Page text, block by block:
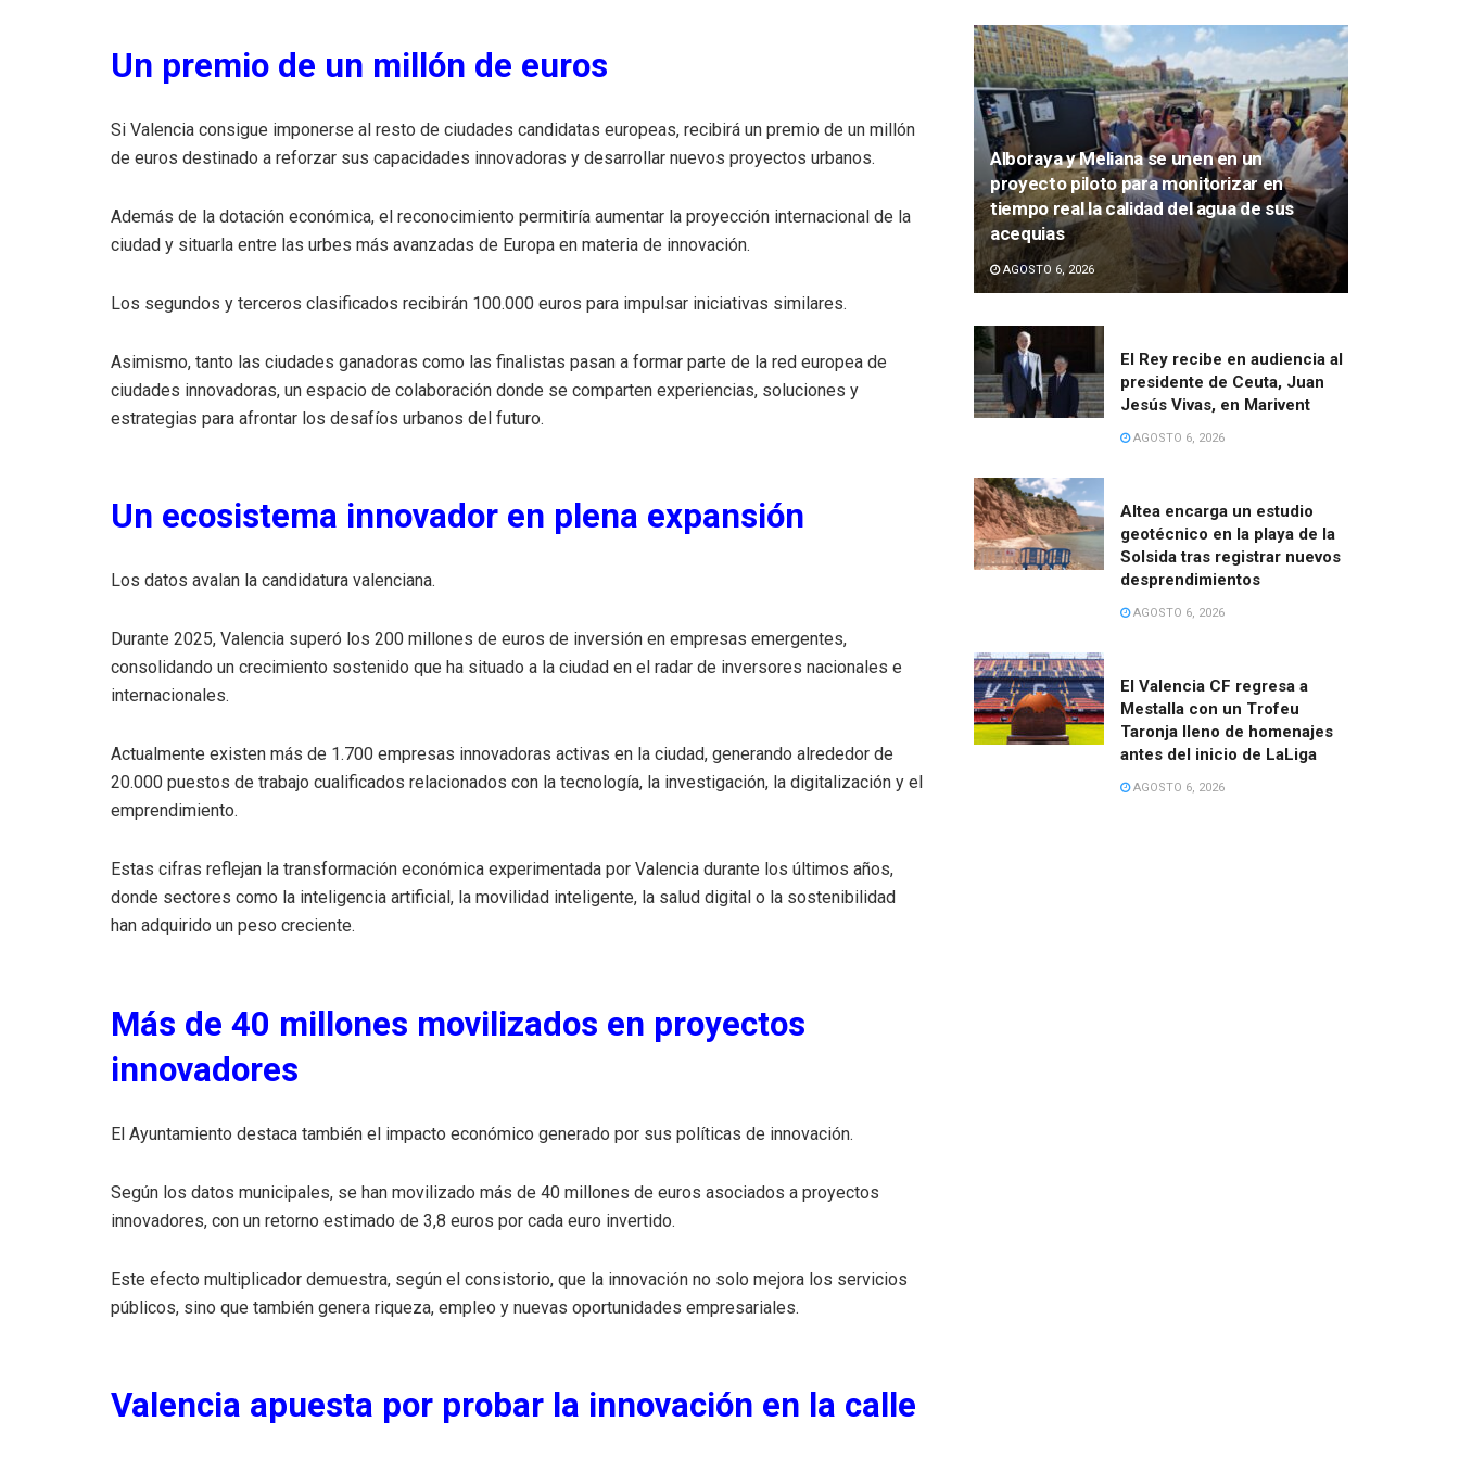
Un premio de un millón de euros
Si Valencia consigue imponerse al resto de ciudades candidatas europeas, recibirá un premio de un millón
de euros destinado a reforzar sus capacidades innovadoras y desarrollar nuevos proyectos urbanos.
Además de la dotación económica, el reconocimiento permitiría aumentar la proyección internacional de la
ciudad y situarla entre las urbes más avanzadas de Europa en materia de innovación.
Los segundos y terceros clasificados recibirán 100.000 euros para impulsar iniciativas similares.
Asimismo, tanto las ciudades ganadoras como las finalistas pasan a formar parte de la red europea de
ciudades innovadoras, un espacio de colaboración donde se comparten experiencias, soluciones y
estrategias para afrontar los desafíos urbanos del futuro.
Un ecosistema innovador en plena expansión
Los datos avalan la candidatura valenciana.
Durante 2025, Valencia superó los 200 millones de euros de inversión en empresas emergentes,
consolidando un crecimiento sostenido que ha situado a la ciudad en el radar de inversores nacionales e
internacionales.
Actualmente existen más de 1.700 empresas innovadoras activas en la ciudad, generando alrededor de
20.000 puestos de trabajo cualificados relacionados con la tecnología, la investigación, la digitalización y el
emprendimiento.
Estas cifras reflejan la transformación económica experimentada por Valencia durante los últimos años,
donde sectores como la inteligencia artificial, la movilidad inteligente, la salud digital o la sostenibilidad
han adquirido un peso creciente.
Más de 40 millones movilizados en proyectos
innovadores
El Ayuntamiento destaca también el impacto económico generado por sus políticas de innovación.
Según los datos municipales, se han movilizado más de 40 millones de euros asociados a proyectos
innovadores, con un retorno estimado de 3,8 euros por cada euro invertido.
Este efecto multiplicador demuestra, según el consistorio, que la innovación no solo mejora los servicios
públicos, sino que también genera riqueza, empleo y nuevas oportunidades empresariales.
Valencia apuesta por probar la innovación en la calle
Alboraya y Meliana se unen en un
proyecto piloto para monitorizar en
tiempo real la calidad del agua de sus
acequias
AGOSTO 6, 2026
El Rey recibe en audiencia al
presidente de Ceuta, Juan
Jesús Vivas, en Marivent
AGOSTO 6, 2026
Altea encarga un estudio
geotécnico en la playa de la
Solsida tras registrar nuevos
desprendimientos
AGOSTO 6, 2026
El Valencia CF regresa a
Mestalla con un Trofeu
Taronja lleno de homenajes
antes del inicio de LaLiga
AGOSTO 6, 2026